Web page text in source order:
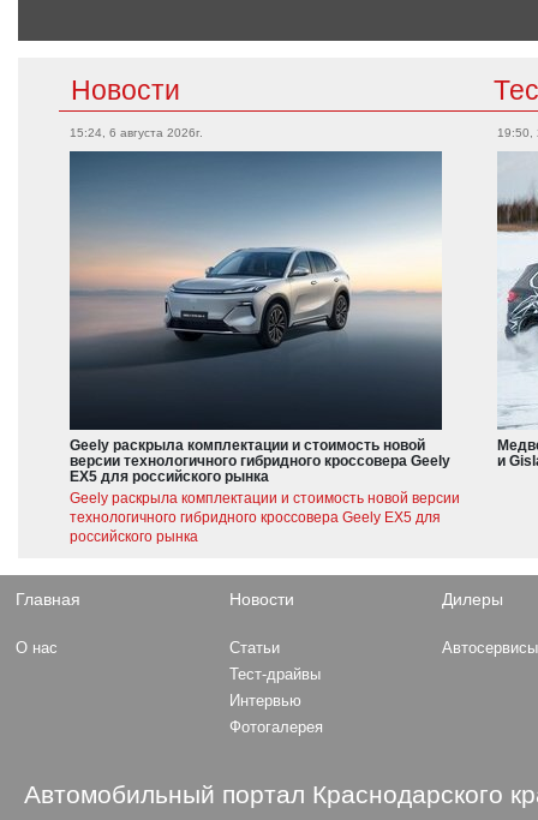
Новости
15:24, 6 августа 2026г.
Geely раскрыла комплектации и стоимость новой
версии технологичного гибридного кроссовера Geely
EX5 для российского рынка
Geely раскрыла комплектации и стоимость новой версии
технологичного гибридного кроссовера Geely EX5 для
российского рынка
19:50,
и
Главная
О нас
Новости
Статьи
Тест-драйвы
Интервью
Фотогалерея
Дилеры
Автосервисы
Автомобильный портал Краснодарского